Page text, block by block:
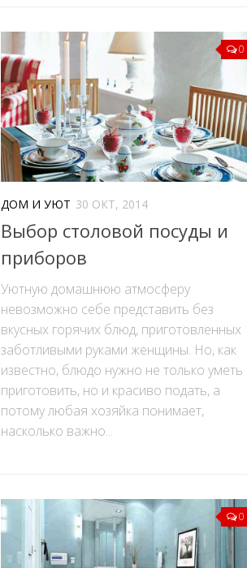
0
ДОМ И УЮТ 30 ОКТ, 2014
Выбор столовой посуды и
приборов
Уютную домашнюю атмосферу
невозможно себе представить без
вкусных горячих блюд, приготовленных
заботливыми руками женщины. Но, как
известно, блюдо нужно не только уметь
приготовить, но и красиво подать, а
потому любая хозяйка понимает,
насколько важно...
0